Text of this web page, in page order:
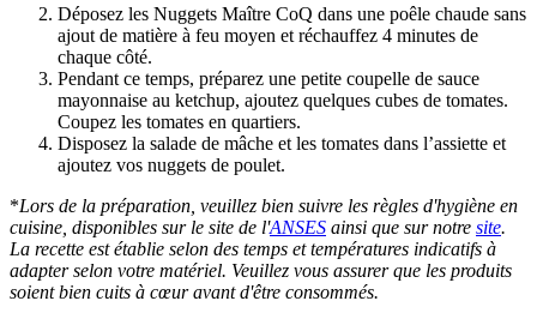
Déposez les Nuggets Maître CoQ dans une poêle chaude sans
ajout de matière à feu moyen et réchauffez 4 minutes de
chaque côté.
Pendant ce temps, préparez une petite coupelle de sauce
mayonnaise au ketchup, ajoutez quelques cubes de tomates.
Coupez les tomates en quartiers.
Disposez la salade de mâche et les tomates dans l’assiette et
ajoutez vos nuggets de poulet.
*Lors de la préparation, veuillez bien suivre les règles d'hygiène en
cuisine, disponibles sur le site de l'ANSES ainsi que sur notre site.
La recette est établie selon des temps et températures indicatifs à
adapter selon votre matériel. Veuillez vous assurer que les produits
soient bien cuits à cœur avant d'être consommés.